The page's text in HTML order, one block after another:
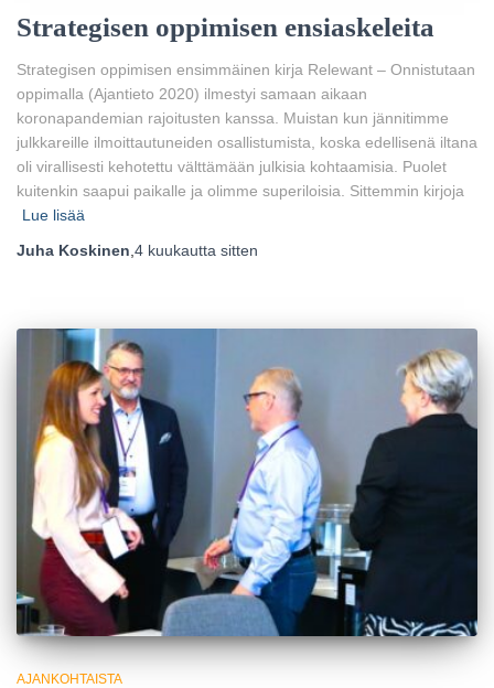
Strategisen oppimisen ensiaskeleita
Strategisen oppimisen ensimmäinen kirja Relewant – Onnistutaan
oppimalla (Ajantieto 2020) ilmestyi samaan aikaan
koronapandemian rajoitusten kanssa. Muistan kun jännitimme
julkkareille ilmoittautuneiden osallistumista, koska edellisenä iltana
oli virallisesti kehotettu välttämään julkisia kohtaamisia. Puolet
kuitenkin saapui paikalle ja olimme superiloisia. Sittemmin kirjoja
Lue lisää
Juha Koskinen 4 kuukautta sitten
AJANKOHTAISTA